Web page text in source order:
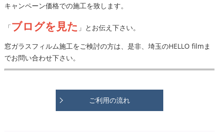
キャンペーン価格での施工を致します。
「ブログを見た 」とお伝え下さい。
窓ガラスフィルム施工をご検討の方は、是非、埼玉のHELLO filmま
でお問い合わせ下さい。
ご利用の流れ